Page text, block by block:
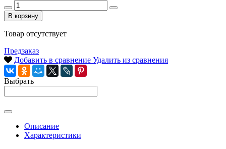
В корзину
Товар отсутствует
Предзаказ
Добавить в сравнение Удалить из сравнения
Выбрать
Описание
Характеристики